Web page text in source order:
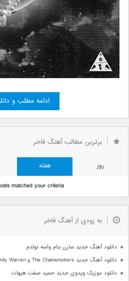
ادامه مطلب و
برترین مطالب آهنگ فاخر
روز هفته
matched your criteria.
به زودی از آهنگ فاخر
دانلود آهنگ جدید سارن بنام واسه تولدم
دانلود آهنگ جدید The Chainsmokers و Emily Warren بنام Side Effects
دانلود موزیک ویدوی جدید حمید صفت هیهات